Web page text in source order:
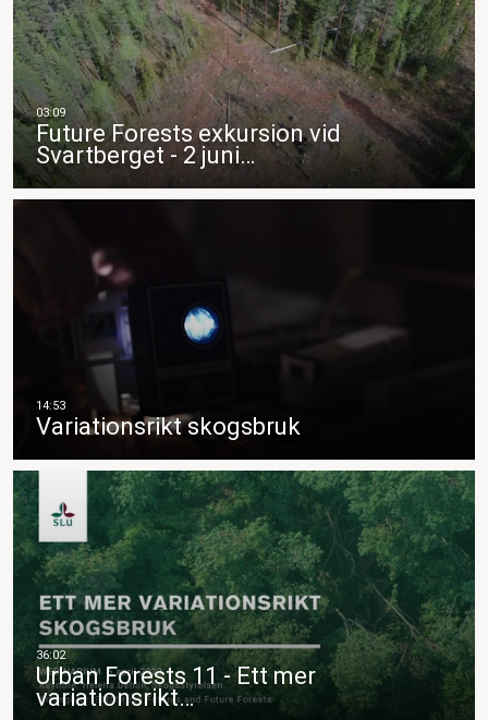
Future Forests exkursion vid
Svartberget - 2 juni…
Variationsrikt skogsbruk
Urban Forests 11 - Ett mer
variationsrikt…